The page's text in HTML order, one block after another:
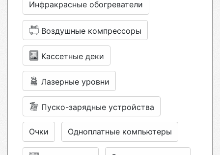
Инфракрасные обогреватели
Воздушные компрессоры
Кассетные деки
Лазерные уровни
Пуско-зарядные устройства
Очки Одноплатные компьютеры